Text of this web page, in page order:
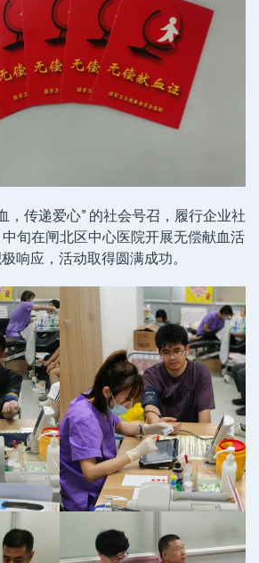
，传递爱心” 的社会号召，履行企业社
旬在闸北区中心医院开展无偿献血活
响应，活动取得圆满成功。